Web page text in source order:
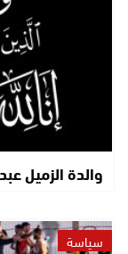
والدة الزميل
سياسة